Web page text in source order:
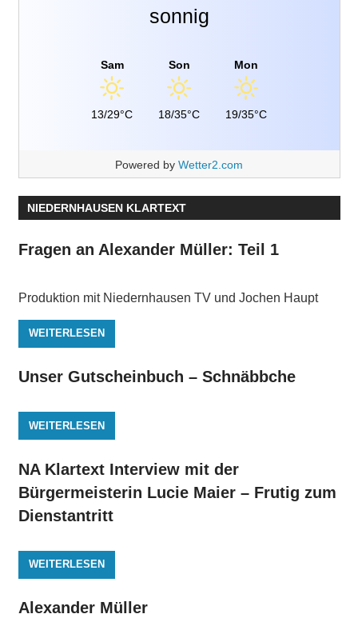
sonnig
Sam
13/29°C
Son
18/35°C
Mon
19/35°C
Powered by Wetter2.com
NIEDERNHAUSEN KLARTEXT
Fragen an Alexander Müller: Teil 1
Produktion mit Niedernhausen TV und Jochen Haupt
WEITERLESEN
Unser Gutscheinbuch – Schnäbbche
WEITERLESEN
NA Klartext Interview mit der
Bürgermeisterin Lucie Maier – Frutig zum
Dienstantritt
WEITERLESEN
Alexander Müller